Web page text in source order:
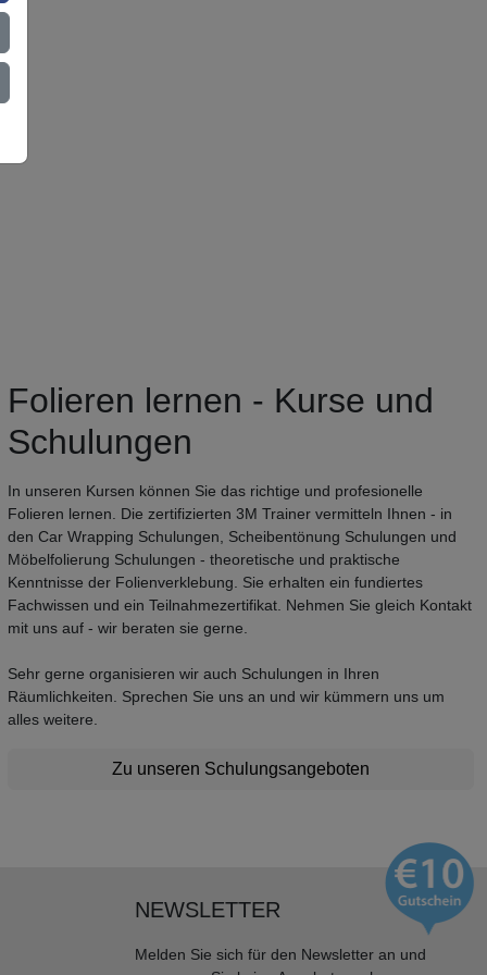
Folieren lernen - Kurse und
Schulungen
In unseren Kursen können Sie das richtige und profesionelle
Folieren lernen. Die zertifizierten 3M Trainer vermitteln Ihnen - in
den Car Wrapping Schulungen, Scheibentönung Schulungen und
Möbelfolierung Schulungen - theoretische und praktische
Kenntnisse der Folienverklebung. Sie erhalten ein fundiertes
Fachwissen und ein Teilnahmezertifikat. Nehmen Sie gleich Kontakt
mit uns auf - wir beraten sie gerne.
Sehr gerne organisieren wir auch Schulungen in Ihren
Räumlichkeiten. Sprechen Sie uns an und wir kümmern uns um
alles weitere.
Zu unseren Schulungsangeboten
NEWSLETTER
Melden Sie sich für den Newsletter an und